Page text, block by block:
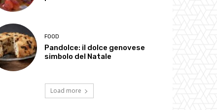
FOOD
Pandolce: il dolce genovese
simbolo del Natale
Load more